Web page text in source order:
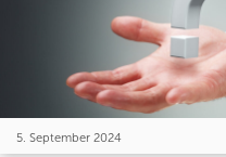
5. September 2024